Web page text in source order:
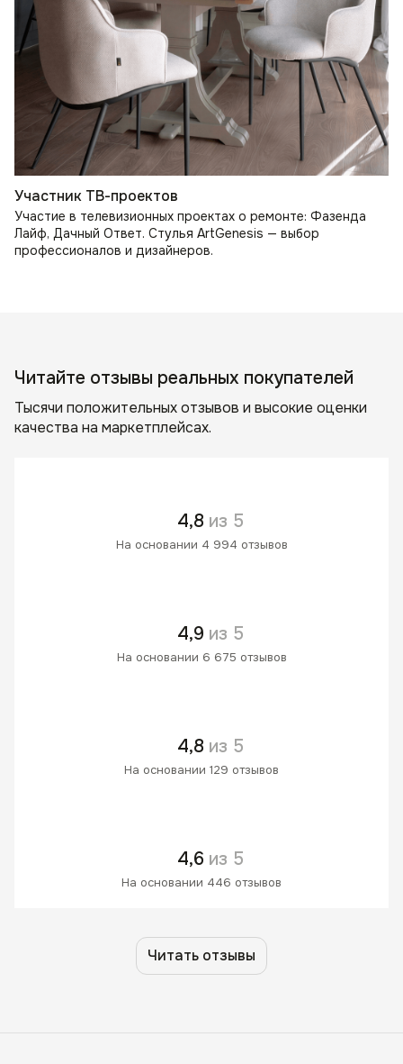
Участник ТВ-проектов
Участие в телевизионных проектах о ремонте: Фазенда
Лайф, Дачный Ответ. Стулья ArtGenesis — выбор
профессионалов и дизайнеров.
Читайте отзывы реальных покупателей
Тысячи положительных отзывов и высокие оценки
качества на маркетплейсах.
4,8 из 5
На основании 4 994 отзывов
4,9 из 5
На основании 6 675 отзывов
4,8 из 5
На основании 129 отзывов
4,6 из 5
На основании 446 отзывов
Читать отзывы